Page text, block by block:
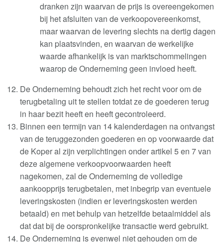
dranken zijn waarvan de prijs is overeengekomen
bij het afsluiten van de verkoopovereenkomst,
maar waarvan de levering slechts na dertig dagen
kan plaatsvinden, en waarvan de werkelijke
waarde afhankelijk is van marktschommelingen
waarop de Onderneming geen invloed heeft.
De Onderneming behoudt zich het recht voor om de
terugbetaling uit te stellen totdat ze de goederen terug
in haar bezit heeft en heeft gecontroleerd.
Binnen een termijn van 14 kalenderdagen na ontvangst
van de teruggezonden goederen en op voorwaarde dat
de Koper al zijn verplichtingen onder artikel 5 en 7 van
deze algemene verkoopvoorwaarden heeft
nagekomen, zal de Onderneming de volledige
aankoopprijs terugbetalen, met inbegrip van eventuele
leveringskosten (indien er leveringskosten werden
betaald) en met behulp van hetzelfde betaalmiddel als
dat dat bij de oorspronkelijke transactie werd gebruikt.
De Onderneming is evenwel niet gehouden om de